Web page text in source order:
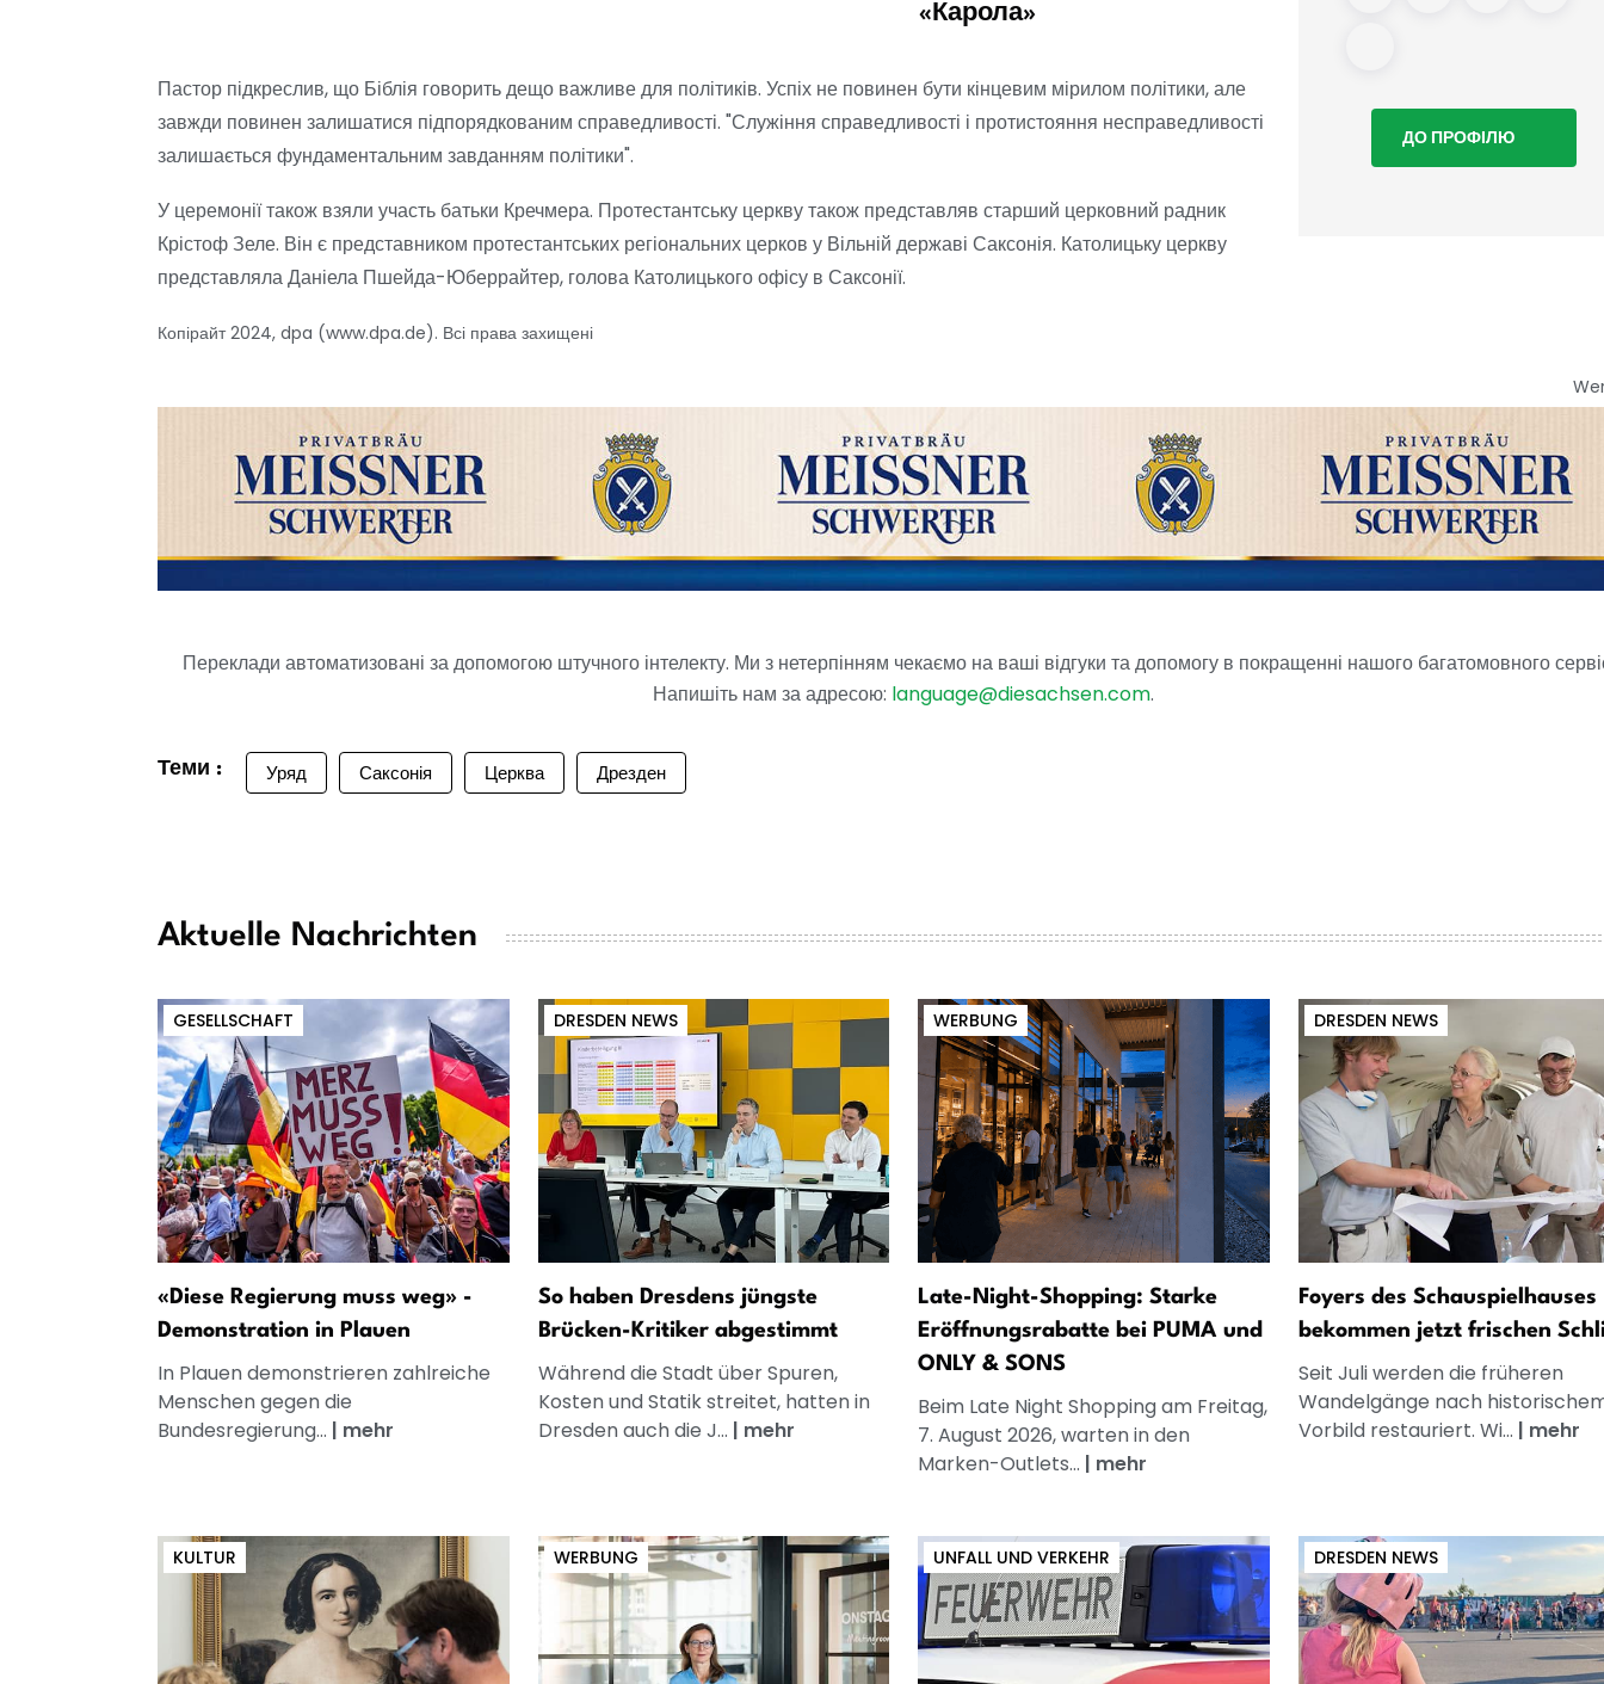
«Карола»
Пастор підкреслив, що Біблія говорить дещо важливе для політиків. Успіх не повинен бути кінцевим мірилом політики, але
завжди повинен залишатися підпорядкованим справедливості. "Служіння справедливості і протистояння несправедливості
залишається фундаментальним завданням політики".
У церемонії також взяли участь батьки Кречмера. Протестантську церкву також представляв старший церковний радник
Крістоф Зеле. Він є представником протестантських регіональних церков у Вільній державі Саксонія. Католицьку церкву
представляла Даніела Пшейда-Юберрайтер, голова Католицького офісу в Саксонії.
Копірайт 2024, dpa (www.dpa.de). Всі права захищені
ДО ПРОФІЛЮ
Переклади автоматизовані за допомогою штучного інтелекту. Ми з нетерпінням чекаємо на ваші відгуки та допомогу в покращенні нашого багатомовного
Напишіть нам за адресою: language@diesachsen.com.
Теми : Уряд Саксонія Церква Дрезден
Aktuelle Nachrichten
GESELLSCHAFT
«Diese Regierung muss weg» -
Demonstration in Plauen
In Plauen demonstrieren zahlreiche
Menschen gegen die
Bundesregierung... | mehr
DRESDEN NEWS
So haben Dresdens jüngste
Brücken-Kritiker abgestimmt
Während die Stadt über Spuren,
Kosten und Statik streitet, hatten in
Dresden auch die J... | mehr
WERBUNG
Late-Night-Shopping: Starke
Eröffnungsrabatte bei PUMA und
ONLY & SONS
Beim Late Night Shopping am Freitag,
7. August 2026, warten in den
Marken-Outlets... | mehr
DRESDEN NEWS
Foyers des Schauspielhauses
bekommen jetzt frischen
Seit Juli werden die früheren
Wandelgänge nach
Vorbild restauriert. Wi... | mehr
KULTUR WERBUNG UNFALL UND VERKEHR DRESDEN NEWS